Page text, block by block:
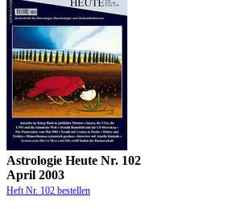
Astrologie Heute Nr. 102
April 2003
Heft Nr. 102 bestellen